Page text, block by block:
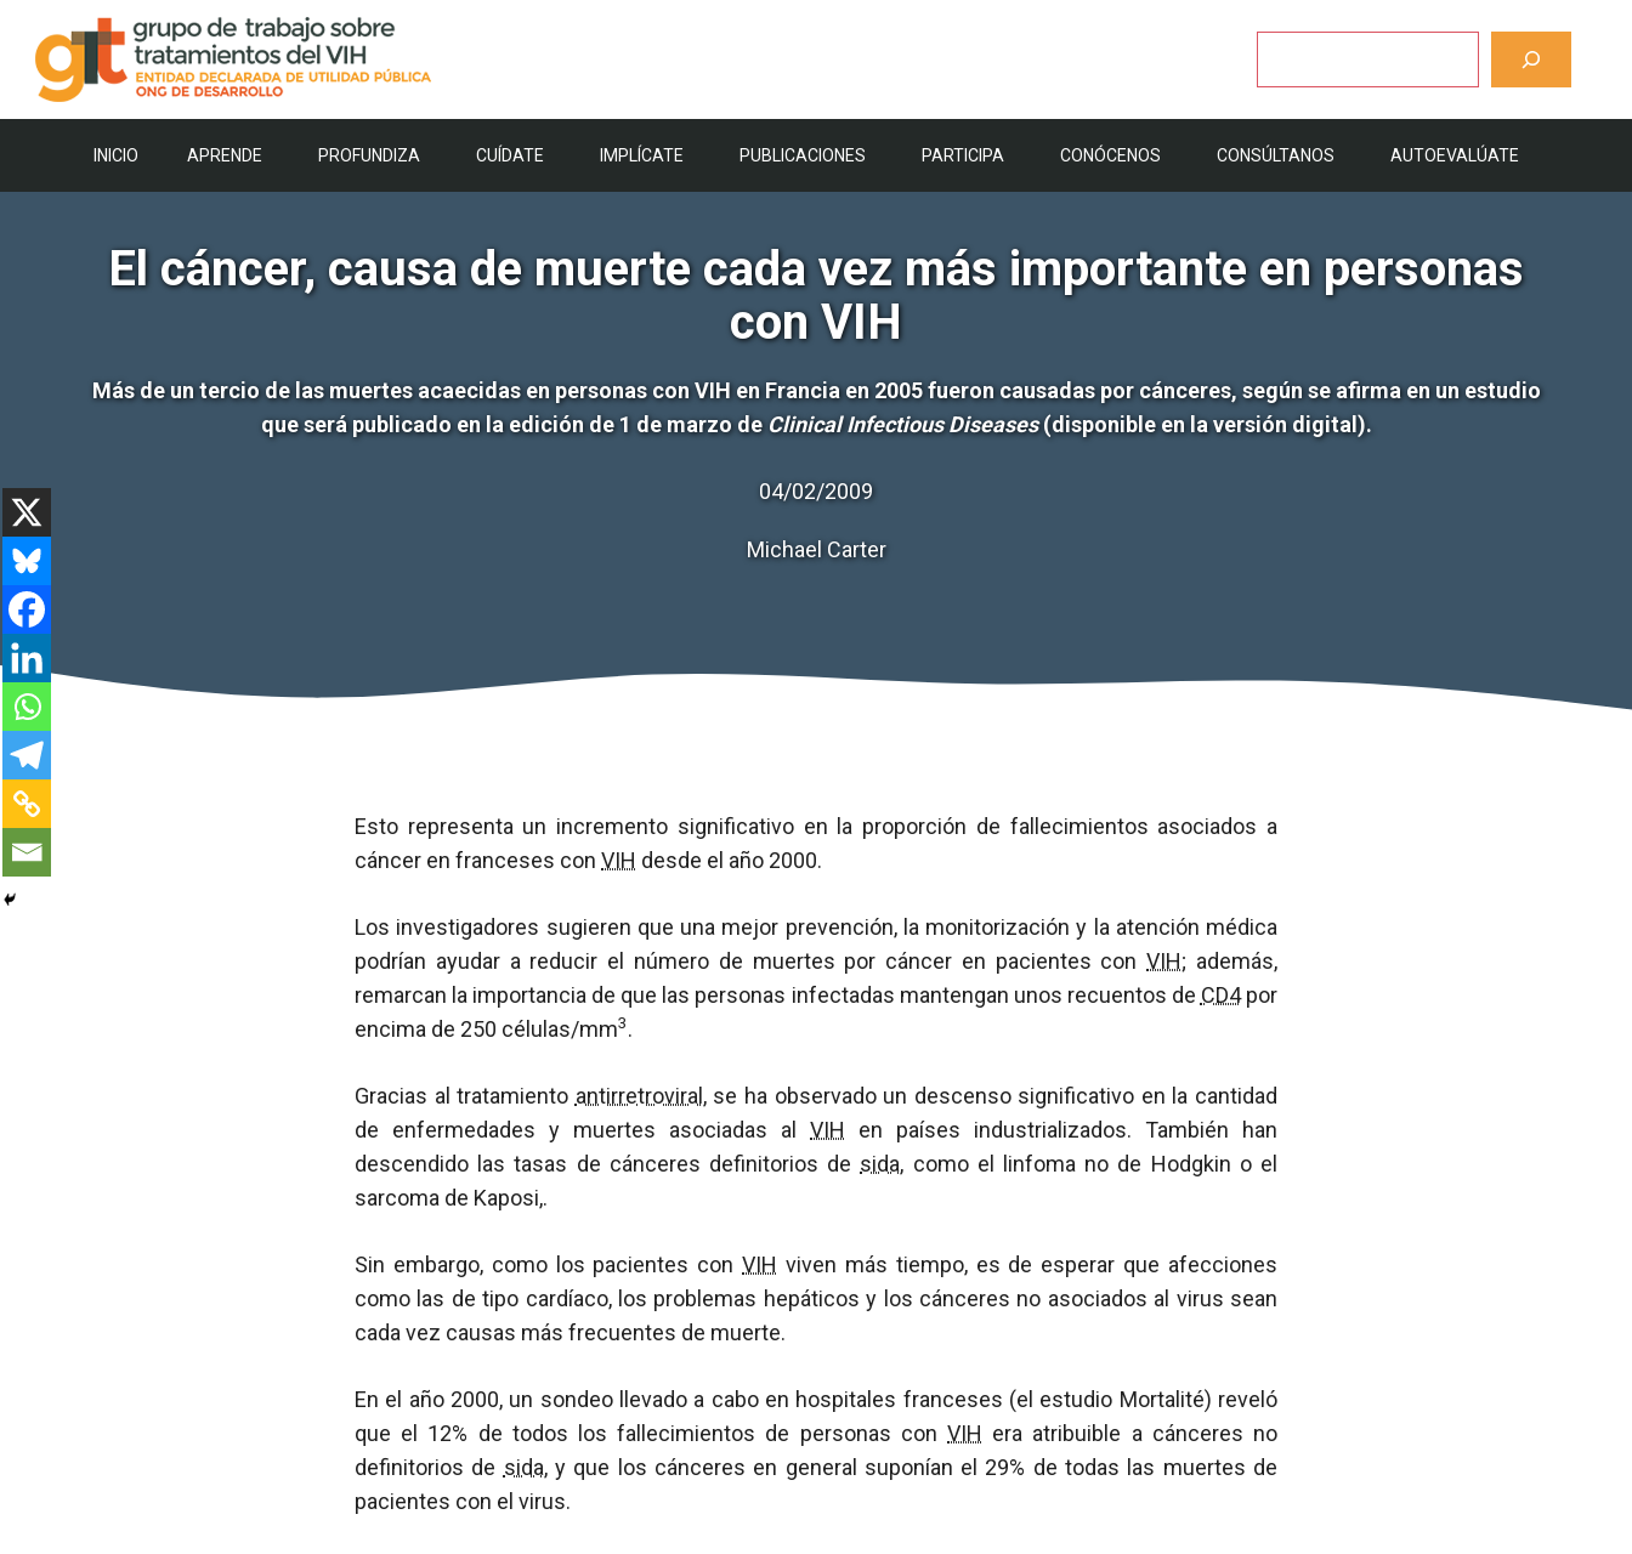
contenido
INICIO APRENDE PROFUNDIZA CUÍDATE IMPLÍCATE PUBLICACIONES PARTICIPA CONÓCENOS CONSÚLTANOS AUTOEVALÚATE
El cáncer, causa de muerte cada vez más importante en personas
con VIH
Más de un tercio de las muertes acaecidas en personas con VIH en Francia en 2005 fueron causadas por cánceres, según se afirma en un estudio
que será publicado en la edición de 1 de marzo de Clinical Infectious Diseases(disponible en la versión digital).
04/02/2009
Michael Carter
Esto representa un incremento significativo en la proporción de fallecimientos asociados a
cáncer en franceses con VIH desde el año 2000.
Los investigadores sugieren que una mejor prevención, la monitorización y la atención médica
podrían ayudar a reducir el número de muertes por cáncer en pacientes conVIH; además,
remarcan la importancia de que las personas infectadas mantengan unos recuentos de CD4por
encima de 250 células/mm3.
Gracias al tratamiento antirretroviral , se ha observado un descenso significativo en la cantidad
de enfermedades y muertes asociadas al VIH en países industrializados. También han
descendido las tasas de cánceres definitorios de sida, como el linfoma no de Hodgkin o el
sarcoma de Kaposi,.
Sin embargo, como los pacientes conVIH viven más tiempo, es de esperar que afecciones
como las de tipo cardíaco, los problemas hepáticos y los cánceres no asociados al virus sean
cada vez causas más frecuentes de muerte.
En el año 2000, un sondeo llevado a cabo en hospitales franceses (el estudio Mortalité) reveló
que el 12% de todos los fallecimientos de personas con VIH era atribuible a cánceres no
definitorios de sida, y que los cánceres en general suponían el 29% de todas las muertes de
pacientes con el virus.